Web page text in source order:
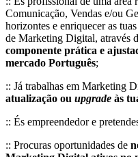
Comunicação, Vendas e/ou
horizontes e enriquecer as
de Marketing Digital, através
componente prática e
mercado Português;
:: Já trabalhas em Marketing
atualização ou upgrade às
:: És empreendedor e
:: Procuras oportunidades de